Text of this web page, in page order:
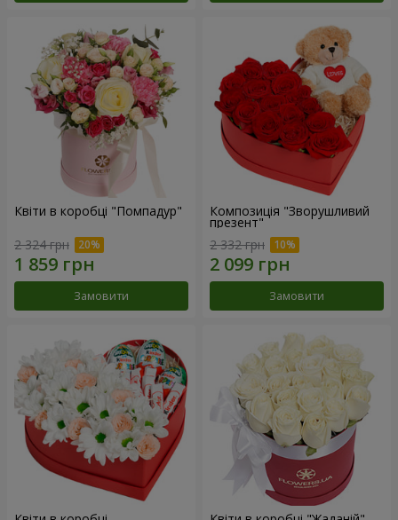
Квіти в коробці "Помпадур"
2 324 грн
Замовити
Композиція "Зворушливий
презент"
2 332 грн
Замовити